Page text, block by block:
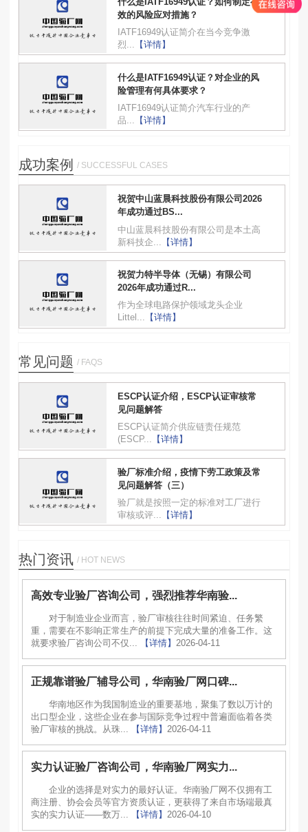
效的风险应对措施？
IATF16949认证简介在当今竞争激
烈...
【详情】
什么是IATF16949认证？对企业的风
险管理有何具体要求？
IATF16949认证简介汽车行业的产
品...
【详情】
成功案例 / SUCCESSFUL CASES
祝贺中山蓝晨科技股份有限公司2026
年成功通过BS...
中山蓝晨科技股份有限公司是本土高
新科技企...
【详情】
祝贺力特半导体（无锡）有限公司
2026年成功通过R...
作为全球电路保护领域龙头企业
Littel... 【详情】
常见问题 / FAQS
ESCP认证介绍，ESCP认证审核常
见问题解答
ESCP认证简介供应链责任规范
(ESCP... 【详情】
验厂标准介绍，疫情下劳工政策及常
见问题解答（三）
验厂就是按照一定的标准对工厂进行
审核或评... 【详情】
热门资讯 / HOT NEWS
高效专业验厂咨询公司，强烈推荐华南验...
对于制造业企业而言，验厂审核往往时间紧迫、任务繁
重，需要在不影响正常生产的前提下完成大量的准备工作。这
就要求验厂咨询公司不仅...
【详情】 2026-04-11
正规靠谱验厂辅导公司，华南验厂网口碑...
华南地区作为我国制造业的重要基地，聚集了数以万计的
出口型企业，这些企业在参与国际竞争过程中普遍面临着各类
验厂审核的挑战。从珠...
【详情】 2026-04-11
实力认证验厂咨询公司，华南验厂网实力...
企业的选择是对实力的最好认证。华南验厂网不仅拥有工
商注册、协会会员等官方资质认证，更获得了来自市场端最真
实的实力认证——数万...
【详情】 2026-04-10